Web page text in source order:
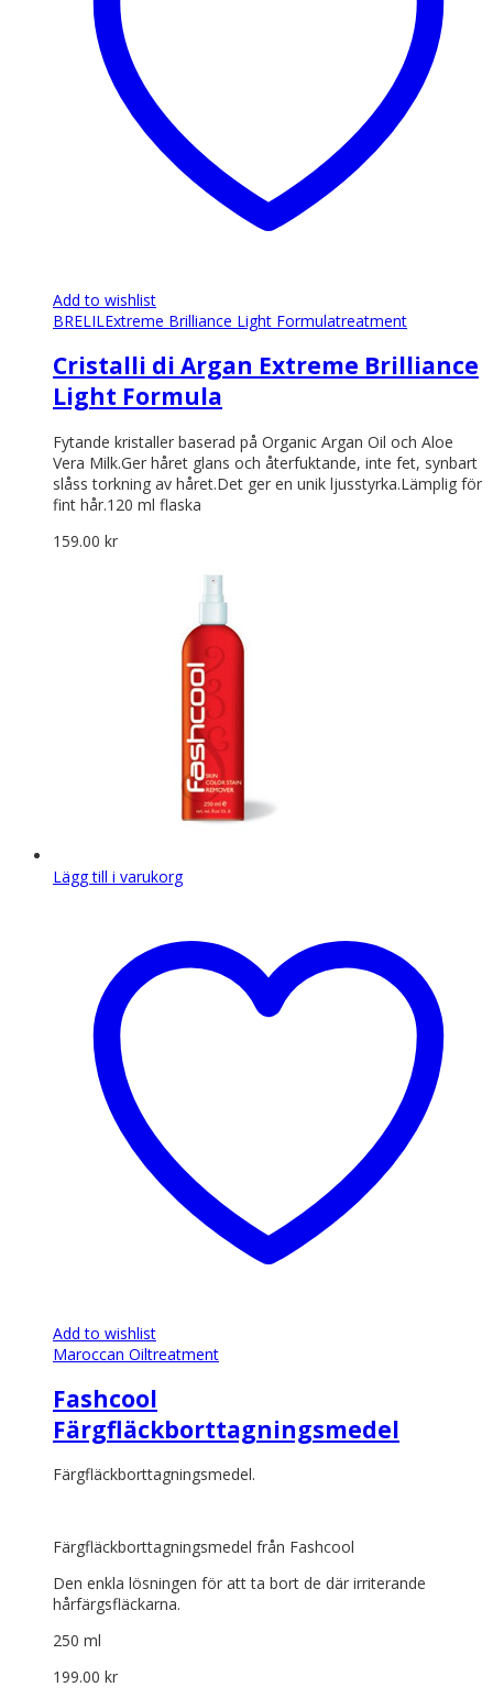
Add to wishlist
BRELILExtreme Brilliance Light Formulatreatment
Cristalli di Argan Extreme Brilliance
Light Formula
Fytande kristaller baserad på Organic Argan Oil och Aloe
Vera Milk.Ger håret glans och återfuktande, inte fet, synbart
slåss torkning av håret.Det ger en unik ljusstyrka.Lämplig för
fint hår.120 ml flaska
159.00 kr
Lägg till i varukorg
Add to wishlist
Maroccan Oiltreatment
Fashcool
Färgfläckborttagningsmedel
Färgfläckborttagningsmedel.
Färgfläckborttagningsmedel från Fashcool
Den enkla lösningen för att ta bort de där irriterande
hårfärgsfläckarna.
250 ml
199.00 kr